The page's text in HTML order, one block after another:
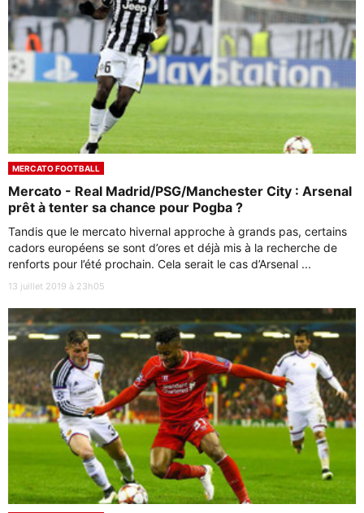
MERCATO FOOTBALL
Mercato - Real Madrid/PSG/Manchester City : Arsenal
prêt à tenter sa chance pour Pogba ?
Tandis que le mercato hivernal approche à grands pas, certains
cadors européens se sont d’ores et déjà mis à la recherche de
renforts pour l’été prochain. Cela serait le cas d’Arsenal ...
13 juillet 2019 à 23h05